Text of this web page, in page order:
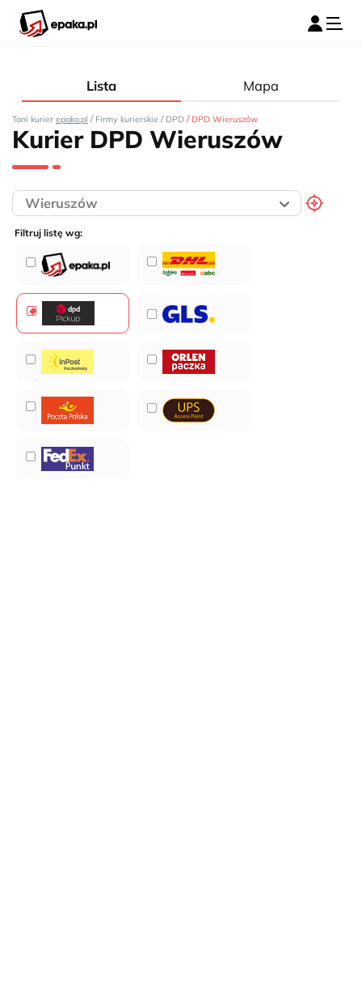
Lista Mapa
Tani kurier epaka.pl / Firmy kurierskie / DPD / DPD Wieruszów
Kurier DPD Wieruszów
Filtruj listę wg: